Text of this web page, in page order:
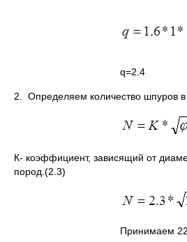
q=2.4
2. Определяем количество шпуров в
К- коэффициент, зависящий от
пород.(2.3)
Принимаем 22